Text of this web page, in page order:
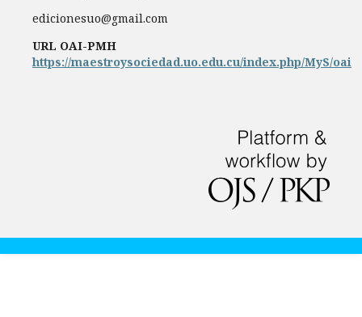
edicionesuo@gmail.com
URL OAI-PMH
https://maestroysociedad.uo.edu.cu/index.php/MyS/oai